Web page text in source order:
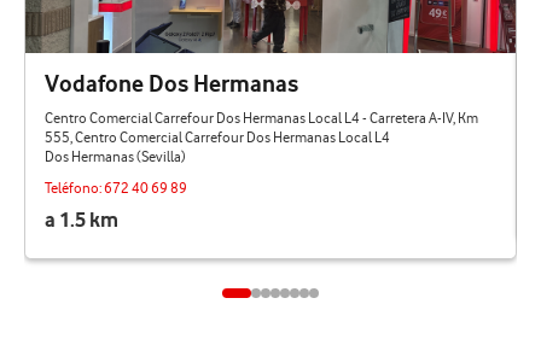
Vodafone Dos Hermanas
Centro Comercial Carrefour Dos Hermanas Local L4 - Carretera A-IV, Km
555, Centro Comercial Carrefour Dos Hermanas Local L4
Dos Hermanas (Sevilla)
Teléfono:672 40 69 89
a 1.5 km